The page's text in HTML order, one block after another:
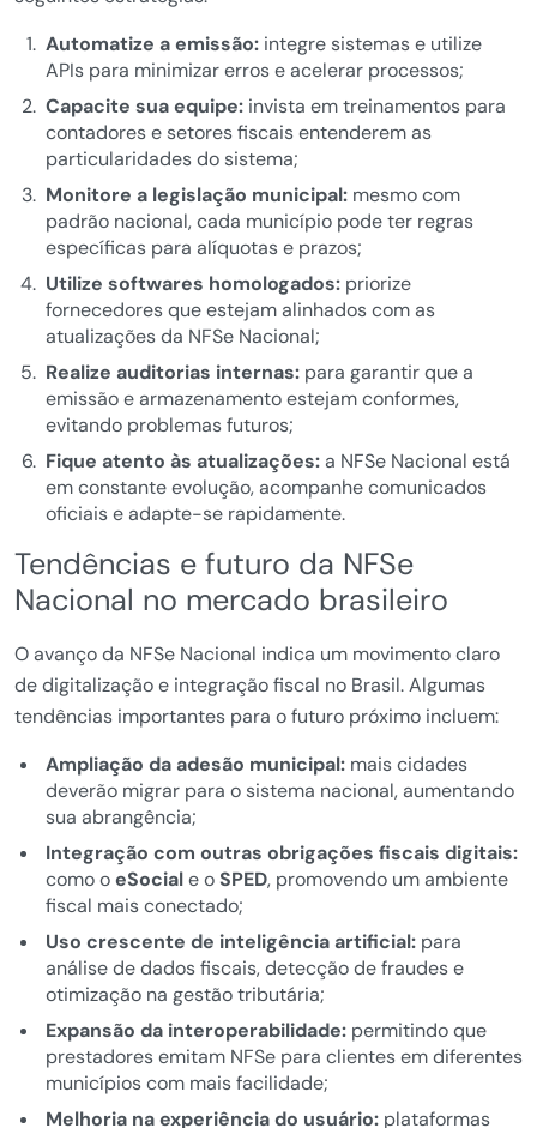
Automatize a emissão:integre sistemas e utilize
APIs para minimizar erros e acelerar processos;
Capacite sua equipe:invista em treinamentos para
contadores e setores fiscais entenderem as
particularidades do sistema;
Monitore a legislação municipal:mesmo com
padrão nacional, cada município pode ter regras
específicas para alíquotas e prazos;
Utilize softwares homologados:priorize
fornecedores que estejam alinhados com as
atualizações da NFSe Nacional;
Realize auditorias internas:para garantir que a
emissão e armazenamento estejam conformes,
evitando problemas futuros;
Fique atento às atualizações:a NFSe Nacional está
em constante evolução, acompanhe comunicados
oficiais e adapte-se rapidamente.
Tendências e futuro da NFSe
Nacional no mercado brasileiro
O avanço da NFSe Nacional indica um movimento claro
de digitalização e integração fiscal no Brasil. Algumas
tendências importantes para o futuro próximo incluem:
Ampliação da adesão municipal:mais cidades
deverão migrar para o sistema nacional, aumentando
sua abrangência;
Integração com outras obrigações fiscais digitais:
como oeSociale oSPED, promovendo um ambiente
fiscal mais conectado;
Uso crescente de inteligência artificial:para
análise de dados fiscais, detecção de fraudes e
otimização na gestão tributária;
Expansão da interoperabilidade:permitindo que
prestadores emitam NFSe para clientes em diferentes
municípios com mais facilidade;
Melhoria na experiência do usuário:plataformas